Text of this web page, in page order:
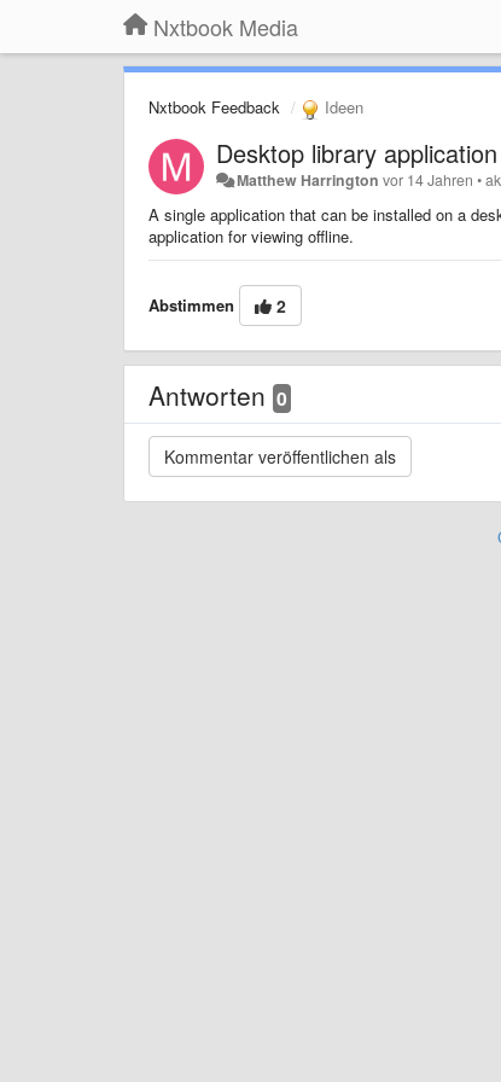
Nxtbook Media
Nxtbook Feedback Ideen
Desktop library
Matthew Harrington vor 14 Jahren •
A single application that can be installed on a
application for viewing offline.
Abstimmen 2
Antworten 0